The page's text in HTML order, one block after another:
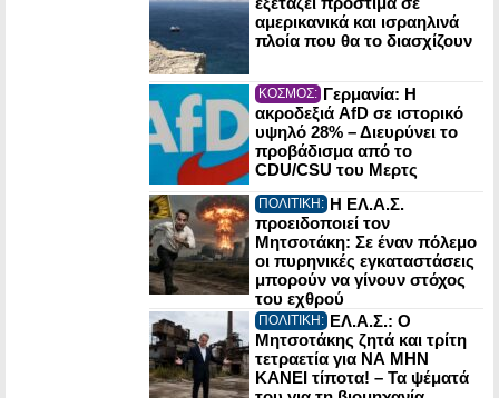
αμερικανικά και ισραηλινά
πλοία που θα το διασχίζουν
ΚΟΣΜΟΣ: Γερμανία: Η
ακροδεξιά AfD σε ιστορικό
υψηλό 28% – Διευρύνει το
προβάδισμα από το
CDU/CSU του Μερτς
ΠΟΛΙΤΙΚΗ: Η ΕΛ.Α.Σ.
προειδοποιεί τον
Μητσοτάκη: Σε έναν πόλεμο
οι πυρηνικές εγκαταστάσεις
μπορούν να γίνουν στόχος
του εχθρού
ΠΟΛΙΤΙΚΗ: ΕΛ.Α.Σ.: Ο
Μητσοτάκης ζητά και τρίτη
τετραετία για ΝΑ ΜΗΝ
ΚΑΝΕΙ τίποτα! – Τα ψέματά